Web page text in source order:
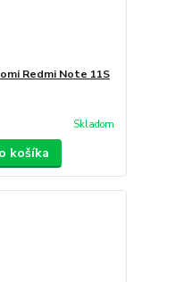
Redmi Note 11S
Skladom
košíka